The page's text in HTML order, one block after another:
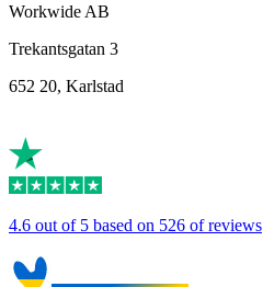
Workwide AB
Trekantsgatan 3
652 20, Karlstad
4.6 out of 5 based on 526 of reviews